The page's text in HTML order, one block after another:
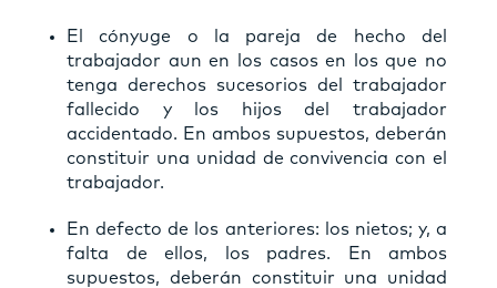
El cónyuge o la pareja de hecho del
trabajador aun en los casos en los que no
tenga derechos sucesorios del trabajador
fallecido y los hijos del trabajador
accidentado. En ambos supuestos, deberán
constituir una unidad de convivencia con el
trabajador.
En defecto de los anteriores: los nietos; y, a
falta de ellos, los padres. En ambos
supuestos, deberán constituir una unidad